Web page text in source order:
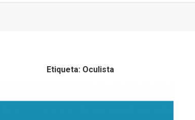
Etiqueta: Oculista